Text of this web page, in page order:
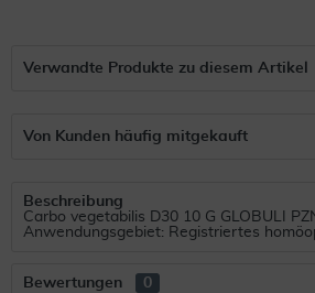
Verwandte Produkte zu diesem Artikel
Von Kunden häufig mitgekauft
Beschreibung
Carbo vegetabilis D30 10 G GLOBULI
Anwendungsgebiet: Registriertes
Bewertungen 0